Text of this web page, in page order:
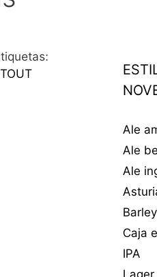
Ale
Ale
Ale
Caja
IPA
Lager